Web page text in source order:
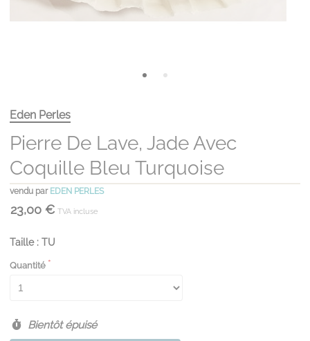
Eden Perles
Pierre De Lave, Jade Avec
Coquille Bleu Turquoise
vendu par EDEN PERLES
23,00 € TVA incluse
Taille : TU
Quantité
Bientôt épuisé